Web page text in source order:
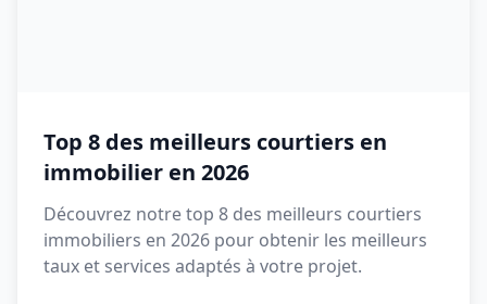
Top 8 des meilleurs courtiers en
immobilier en 2026
Découvrez notre top 8 des meilleurs courtiers
immobiliers en 2026 pour obtenir les meilleurs
taux et services adaptés à votre projet.